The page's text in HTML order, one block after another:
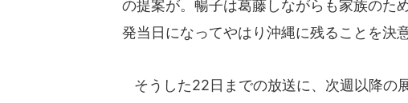
の提案が。暢子は葛藤しながらも家族のた
発当日になってやはり沖縄に残ることを決意
そうした22日までの放送に、次週以降の